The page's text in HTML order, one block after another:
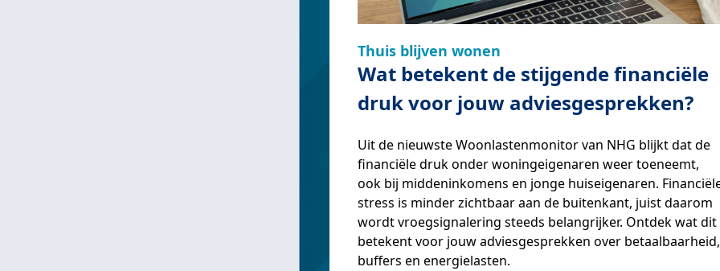
Thuis blijven wonen
Wat betekent de stijgende financiële
druk voor jouw adviesgesprekken?
Uit de nieuwste Woonlastenmonitor van NHG blijkt dat de
financiële druk onder woningeigenaren weer toeneemt,
ook bij middeninkomens en jonge huiseigenaren.
stress is minder zichtbaar aan de buitenkant, juist daarom
wordt vroegsignalering steeds belangrijker. Ontdek wat dit
betekent voor jouw adviesgesprekken over betaalbaarheid,
buffers en energielasten.